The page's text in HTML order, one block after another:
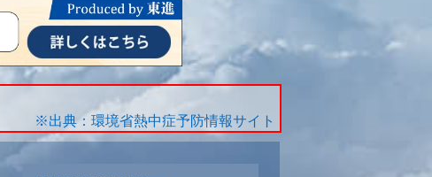
※出典：環境省熱中症予防情報サイト